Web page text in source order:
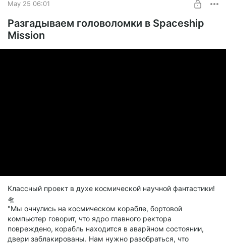
May 25 06:01
Разгадываем головоломки в Spaceship
Mission
Классный проект в духе космической научной фантастики!
🛸
"Мы очнулись на космическом корабле, бортовой
компьютер говорит, что ядро главного ректора
повреждено, корабль находится в аварйном состоянии,
двери заблакированы. Нам нужно разобраться, что